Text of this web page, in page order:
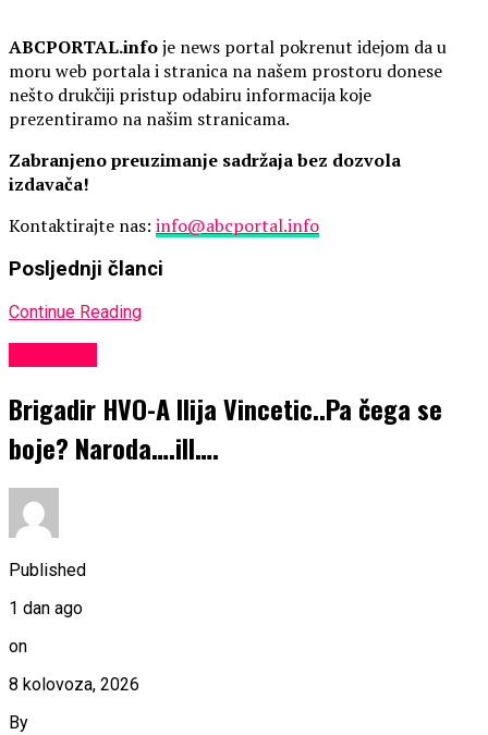
ABCPORTAL.infoje news portal pokrenut idejom da u
moru web portala i stranica na našem prostoru donese
nešto drukčiji pristup odabiru informacija koje
prezentiramo na našim stranicama.
Zabranjeno preuzimanje sadržaja bez dozvola
izdavača!
Kontaktirajte nas: info@abcportal.info
Posljednji članci
Continue Reading
Brigadir HVO-A Ilija Vincetic..Pa čega se
boje? Naroda….ill….
Published
1 dan ago
on
8 kolovoza, 2026
By